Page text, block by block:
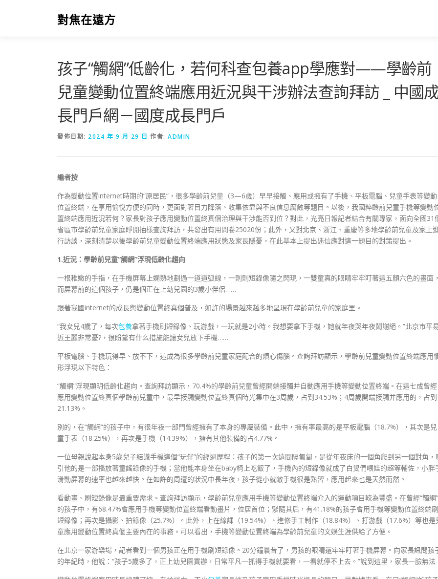
要
對焦在遠方
孩子“觸網”低齡化，若何科查包養app學應對——學齡前
兒童變動位置終端應用近況與干涉辦法查詢拜訪 _ 中國
長門戶網－國度成長門戶
發佈日期: 2024 年 9 月 29 日 作者: ADMIN
編者按
作為變動位置internet時期的“原居民”，很多學齡前兒童（3—6歲）早早接觸、應用或擁有了手機、平板電腦、兒童手表等變動
位置終端，在享用愉悅方便的同時，更面對著目力降落、收集依靠與不良信息腐蝕等題目。以後，我國粹齡前兒童手機等變動
置終端應用近況若何？家長對孩子應用變動位置終真個治理與干涉能否到位？對此，光亮日報記者結合有關專家，面向全國31
省區市學齡前兒童家庭睜開抽樣查詢拜訪，共發出有用問卷25020份；此外，又對北京、浙江、重慶等多地學齡前兒童及家上
行訪談，深刻清楚以後學齡前兒童變動位置終端應用狀態及家長隱憂，在此基本上提出迷信應對這一題目的對策提出。
1.近況：學齡前兒童“觸網”浮現低齡化趨向
一根稚嫩的手指，在手機屏幕上嫻熟地劃過一道道弧線，一則則短錄像隨之閃現，一雙童真的眼睛牢牢盯著這五顏六色的畫面，
而屏幕前的這個孩子，仍是個正在上幼兒園的3歲小伴侶……
跟著我國internet的成長與變動位置終真個普及，如許的場景越來越多地呈現在學齡前兒童的家庭里。
“我女兒4歲了，每次包養拿著手機刷短錄像、玩游戲，一玩就是2小時。我想要拿下手機，她就年夜哭年夜鬧謝絕。”北京市平
近王麗非常憂?，很盼望有什么措施能讓女兒放下手機……
平板電腦、手機玩得早、放不下，這成為很多學齡前兒童家庭配合的煩心傷腦。查詢拜訪顯示，學齡前兒童變動位置終端應用
形浮現以下特色：
“觸網”浮現顯明低齡化趨向。查詢拜訪顯示，70.4%的學齡前兒童曾經開端接觸并自動應用手機等變動位置終端。在這七成曾經
應用變動位置終真個學齡前兒童中，最早接觸變動位置終真個時光集中在3周歲，占到34.53%；4周歲開端接觸并應用的，占到
21.13%。
別的，在“觸網”的孩子中，有很年夜一部門曾經擁有了本身的專屬裝備。此中，擁有率最高的是平板電腦（18.7%），其次是兒
童手表（18.25%），再次是手機（14.39%），擁有其他裝備的占4.77%。
一位母親說起本身5歲兒子結識手機這個“玩伴”的經過歷程：孩子的第一次遠間隔匍匐，是從年夜床的一個角爬到另一個對角，
引他的是一部播放著童謠錄像的手機；當他能本身坐在baby椅上吃飯了，手機內的短錄像就成了白叟們喂娃的超等輔佐，小胖
滑動屏幕的速率也越來越快。在如許的周遭的狀況中長年夜，孩子從小就敵手機很是熟習，應用起來也是天然而然。
看動畫、刷短錄像是最重要需求。查詢拜訪顯示，學齡前兒童應用手機等變動位置終端介入的運動項目較為豐盛。在曾經“觸網”
的孩子中，有68.47%會應用手機等變動位置終端看動畫片，位居首位；緊隨其后，有41.18%的孩子會用手機等變動位置終端刷
短錄像；再次是攝影、拍錄像（25.7%）。此外，上在線課（19.54%）、進修手工制作（18.84%）、打游戲（17.6%）等也是
童應用變動位置終真個主要內在的事務。可以看出，手機等變動位置終端為學齡前兒童的文娛生涯供給了方便。
在北京一家游樂場，記者看到一個男孩正在用手機刷短錄像。20分鐘曩昔了，男孩的眼睛還牢牢盯著手機屏幕。向家長訊問孩
的年紀時，他說：“孩子5歲多了，正上幼兒園買辦，日常平凡一抓得手機就要看，一看就停不上去。”說到這里，家長一臉無法